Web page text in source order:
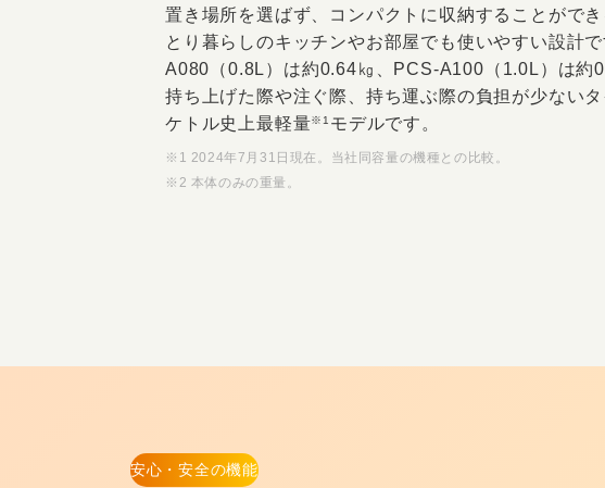
置き場所を選ばず、コンパクトに収納することがで
とり暮らしのキッチンやお部屋でも使いやすい設計で
A080（0.8L）は約0.64㎏、PCS-A100（1.0L）は約
持ち上げた際や注ぐ際、持ち運ぶ際の負担が少ない
ケトル史上最軽量※1 モデルです。
※1 2024年7月31日現在。当社同容量の機種との比較。
※2 本体のみの重量。
安心・安全の機能